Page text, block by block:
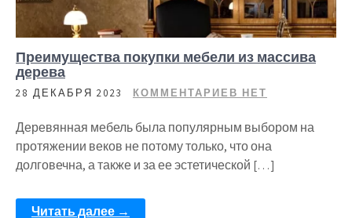
Преимущества покупки мебели из массива
дерева
28 ДЕКАБРЯ 2023 КОММЕНТАРИЕВ НЕТ
Деревянная мебель была популярным выбором на
протяжении веков не потому только, что она
долговечна, а также и за ее эстетической […]
Читать далее →